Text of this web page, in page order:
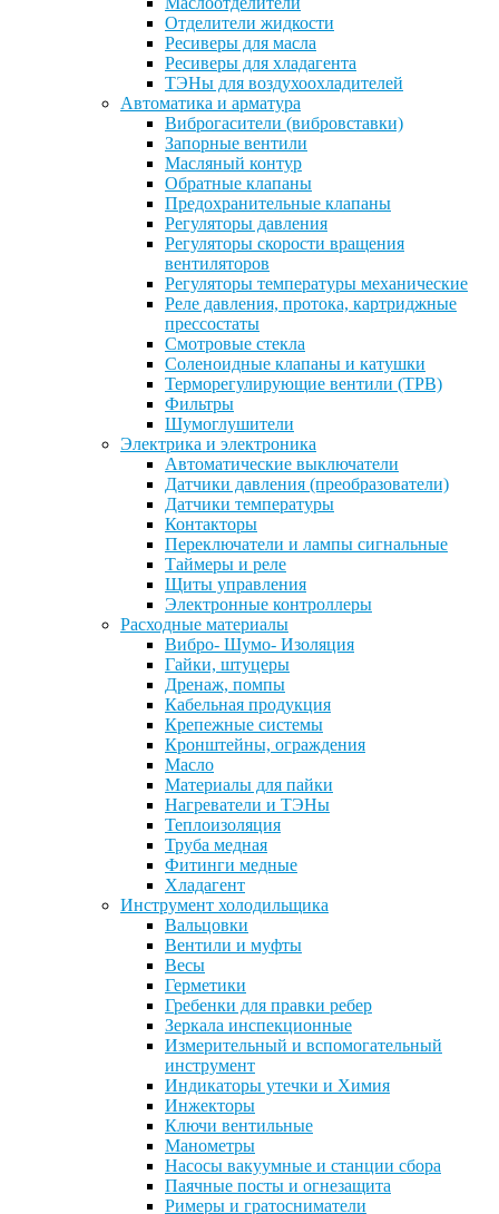
Отделители жидкости
Ресиверы для масла
Ресиверы для хладагента
ТЭНы для воздухоохладителей
Автоматика и арматура
Виброгасители (вибровставки)
Запорные вентили
Масляный контур
Обратные клапаны
Предохранительные клапаны
Регуляторы давления
Регуляторы скорости вращения
вентиляторов
Регуляторы температуры механические
Реле давления, протока, картриджные
прессостаты
Смотровые стекла
Соленоидные клапаны и катушки
Терморегулирующие вентили (ТРВ)
Фильтры
Шумоглушители
Электрика и электроника
Автоматические выключатели
Датчики давления (преобразователи)
Датчики температуры
Контакторы
Переключатели и лампы сигнальные
Таймеры и реле
Щиты управления
Электронные контроллеры
Расходные материалы
Вибро- Шумо- Изоляция
Гайки, штуцеры
Дренаж, помпы
Кабельная продукция
Крепежные системы
Кронштейны, ограждения
Масло
Материалы для пайки
Нагреватели и ТЭНы
Теплоизоляция
Труба медная
Фитинги медные
Хладагент
Инструмент холодильщика
Вальцовки
Вентили и муфты
Весы
Герметики
Гребенки для правки ребер
Зеркала инспекционные
Измерительный и вспомогательный
инструмент
Индикаторы утечки и Химия
Инжекторы
Ключи вентильные
Манометры
Насосы вакуумные и станции сбора
Паячные посты и огнезащита
Римеры и гратосниматели